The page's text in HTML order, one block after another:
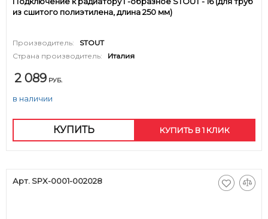
из сшитого полиэтилена, длина 250 мм)
Производитель:
STOUT
Страна производитель:
Италия
2 089 РУБ.
в наличии
КУПИТЬ КУПИТЬ В 1 КЛИК
Арт. SPX-0001-002028